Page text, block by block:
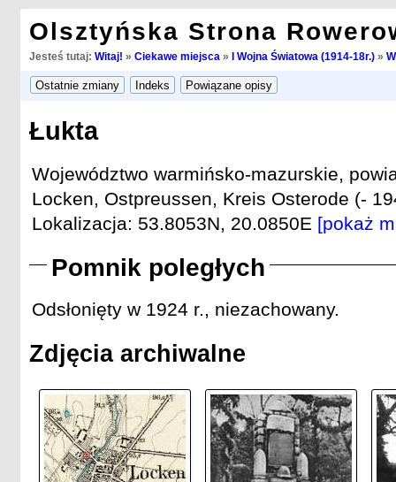
Olsztyńska Strona
Jesteś tutaj: Witaj! » Ciekawe miejsca » I Wojna Światowa (1914-18r.)»
Łukta
Województwo warmińsko-mazurskie,
Locken, Ostpreussen, Kreis Osterode (-
Lokalizacja: 53.8053N, 20.0850E [pokaż
Pomnik poległych
Odsłonięty w 1924 r., niezachowany.
Zdjęcia archiwalne